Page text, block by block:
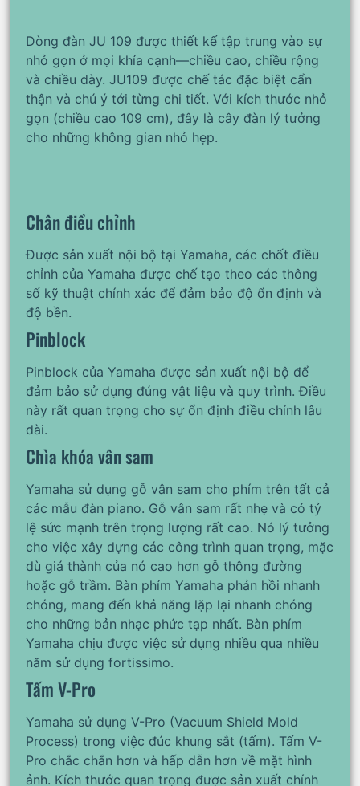
Dòng đàn JU 109 được thiết kế tập trung vào sự
nhỏ gọn ở mọi khía cạnh—chiều cao, chiều rộng
và chiều dày. JU109 được chế tác đặc biệt cẩn
thận và chú ý tới từng chi tiết. Với kích thước nhỏ
gọn (chiều cao 109 cm), đây là cây đàn lý tưởng
cho những không gian nhỏ hẹp.
Chân điều chỉnh
Được sản xuất nội bộ tại Yamaha, các chốt điều
chỉnh của Yamaha được chế tạo theo các thông
số kỹ thuật chính xác để đảm bảo độ ổn định và
độ bền.
Pinblock
Pinblock của Yamaha được sản xuất nội bộ để
đảm bảo sử dụng đúng vật liệu và quy trình. Điều
này rất quan trọng cho sự ổn định điều chỉnh lâu
dài.
Chìa khóa vân sam
Yamaha sử dụng gỗ vân sam cho phím trên tất cả
các mẫu đàn piano. Gỗ vân sam rất nhẹ và có tỷ
lệ sức mạnh trên trọng lượng rất cao. Nó lý tưởng
cho việc xây dựng các công trình quan trọng, mặc
dù giá thành của nó cao hơn gỗ thông đường
hoặc gỗ trầm. Bàn phím Yamaha phản hồi nhanh
chóng, mang đến khả năng lặp lại nhanh chóng
cho những bản nhạc phức tạp nhất. Bàn phím
Yamaha chịu được việc sử dụng nhiều qua nhiều
năm sử dụng fortissimo.
Tấm V-Pro
Yamaha sử dụng V-Pro (Vacuum Shield Mold
Process) trong việc đúc khung sắt (tấm). Tấm V-
Pro chắc chắn hơn và hấp dẫn hơn về mặt hình
ảnh. Kích thước quan trọng được sản xuất chính